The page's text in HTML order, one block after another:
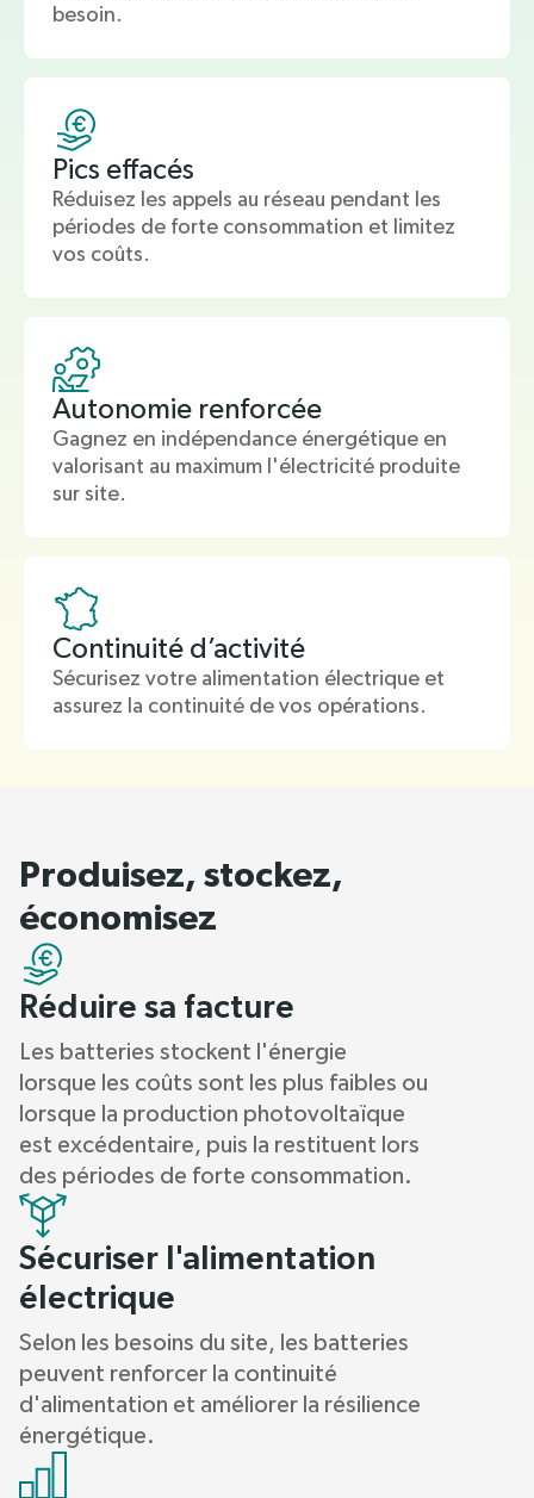
besoin.
Pics effacés
Réduisez les appels au réseau pendant les
périodes de forte consommation et limitez
vos coûts.
Autonomie renforcée
Gagnez en indépendance énergétique en
valorisant au maximum l'électricité produite
sur site.
Continuité d’activité
Sécurisez votre alimentation électrique et
assurez la continuité de vos opérations.
Produisez, stockez,
économisez
Réduire sa facture
Les batteries stockent l'énergie
lorsque les coûts sont les plus faibles ou
lorsque la production photovoltaïque
est excédentaire, puis la restituent lors
des périodes de forte consommation.
Sécuriser l'alimentation
électrique
Selon les besoins du site, les batteries
peuvent renforcer la continuité
d'alimentation et améliorer la résilience
énergétique.